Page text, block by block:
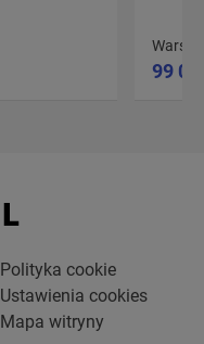
99
Polityka cookie
Ustawienia cookies
Mapa witryny